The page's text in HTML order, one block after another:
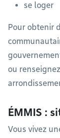
se loger
Pour obtenir
ou
ÉMMIS :
Vous vivez